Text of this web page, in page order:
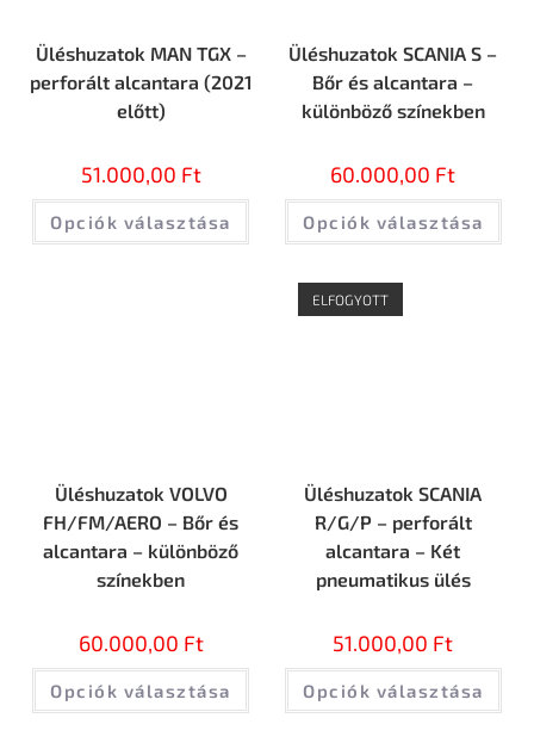
Üléshuzatok MAN TGX –
perforált alcantara (2021
előtt)
51.000,00 Ft
Opciók választása
Üléshuzatok SCANIA S –
Bőr és alcantara –
különböző színekben
60.000,00 Ft
Opciók választása
Üléshuzatok VOLVO
FH/FM/AERO – Bőr és
alcantara – különböző
színekben
60.000,00 Ft
Opciók választása
ELFOGYOTT
Üléshuzatok SCANIA
R/G/P – perforált
alcantara – Két
pneumatikus ülés
51.000,00 Ft
Opciók választása